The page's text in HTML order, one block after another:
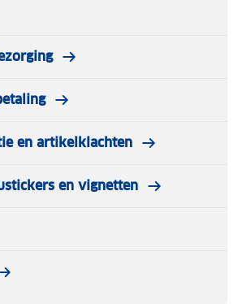
en artikelklachten
en vignetten